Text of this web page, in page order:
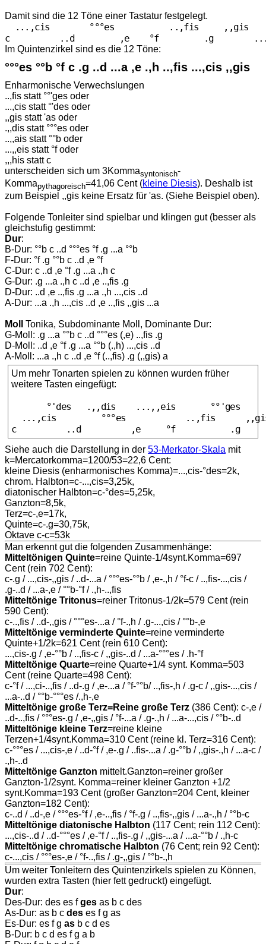
Damit sind die 12 Töne einer Tastatur festgelegt.
...,cis        °°°es           ..,fis     ,,gis
Im Quintenzirkel sind es die 12 Töne:
°°°es °°b °f c .g ..d ...a ,e .,h ..,fis ...,cis ,,gis
Enharmonische Verwechslungen
..,fis statt °°'ges oder
...,cis statt °'des oder
,,gis statt 'as oder
.,,dis statt °°°es oder
..,,ais statt °°b oder
...,,eis statt °f oder
,,,his statt c
unterscheiden sich um 3Kommasyntonisch-
Kommapythagoreisch=41,06 Cent (kleine Diesis). Deshalb ist
zum Beispiel ,,gis keine Ersatz für 'as. (Siehe Beispiel oben).
Folgende Tonleiter sind spielbar und klingen gut (besser als
gleichstufig gestimmt:
Dur:
B-Dur: °°b c ..d °°°es °f .g ...a °°b
F-Dur: °f .g °°b c ..d ,e °f
C-Dur: c ..d ,e °f .g ...a .,h c
G-Dur: .g ...a .,h c ..d ,e ..,fis .g
D-Dur: ..d ,e ..,fis .g ...a .,h ...,cis ..d
A-Dur: ...a .,h ...,cis ..d ,e ..,fis ,,gis ...a
Moll
Tonika, Subdominante Moll, Dominante Dur:
G-Moll: .g ...a °°b c ..d °°°es (,e) ..,fis .g
D-Moll: ..d ,e °f .g ...a °°b (.,h) ...,cis ..d
A-Moll: ...a .,h c ..d ,e °f (..,fis) .g (,,gis) a
Um mehr Tonarten spielen zu können wurden früher
weitere Tasten eingefügt:
°'des   .,,dis    ...,,eis       °°'ges
...,cis         °°°es            ..,fis
Siehe auch die Darstellung in der 53-Merkator-Skala mit
k=Mercatorkomma=1200/53=22,6 Cent:
kleine Diesis (enharmonisches Komma)=...,cis-°des=2k,
chrom. Halbton=c-...,cis=3,25k,
diatonischer Halbton=c-°des=5,25k,
Ganzton=8,5k,
Terz=c-,e=17k,
Quinte=c-.g=30,75k,
Oktave c-c=53k
Man erkennt gut die folgenden Zusammenhänge:
Mitteltönigen Quinte=reine Quinte-1/4synt.Komma=697
Cent (rein 702 Cent):
c-.g / ...,cis-,,gis / ..d-...a / °°°es-°°b / ,e-.,h / °f-c / ..,fis-...,cis /
.g-..d / ...a-,e / °°b-°f / .,h-..,fis
Mitteltönige Tritonus=reiner Tritonus-1/2k=579 Cent (rein
590 Cent):
c-..,fis / ..d-,,gis / °°°es-...a / °f-.,h / .g-...,cis / °°b-,e
Mitteltönige verminderte Quinte=reine verminderte
Quinte+1/2k=621 Cent (rein 610 Cent):
...,cis-.g / ,e-°°b / ..,fis-c / ,,gis-..d / ...a-°°°es / .h-°f
Mitteltönige Quarte=reine Quarte+1/4 synt. Komma=503
Cent (reine Quarte=498 Cent):
c-°f / ...,ci-..,fis / ..d-.g / ,e-...a / °f-°°b/ ..,fis-,h / .g-c / ,,gis-...,cis /
...a-..d / °°b-°°°es /.,h-,e
Mitteltönige große Terz=Reine große Terz (386 Cent): c-,e /
..d-..,fis / °°°es-.g / ,e-,,gis / °f-...a / .g-.,h / ...a-...,cis / °°b-..d
Mitteltönige kleine Terz=reine kleine
Terzen+1/4synt.Komma=310 Cent (reine kl. Terz=316 Cent):
c-°°°es / ...,cis-,e / ..d-°f / ,e-.g / ..fis-...a / .g-°°b / ,,gis-.,h / ...a-c /
.,h-..d
Mitteltönige Ganzton mittelt.Ganzton=reiner großer
Ganzton-1/2synt. Komma=reiner kleiner Ganzton +1/2
synt.Komma=193 Cent (großer Ganzton=204 Cent, kleiner
Ganzton=182 Cent):
c-..d / ..d-,e / °°°es-°f / ,e-..,fis / °f-.g / ..,fis-,,gis / ...a-.,h / °°b-c
Mitteltönige diatonische Halbton (117 Cent; rein 112 Cent):
...,cis-..d / ..d-°°°es / ,e-°f / ..,fis-.g / ,,gis-...a / ...a-°°b / .,h-c
Mitteltönige chromatische Halbton (76 Cent; rein 92 Cent):
c-...,cis / °°°es-,e / °f-..,fis / .g-,,gis / °°b-.,h
Um weiter Tonleitern des Quintenzirkels spielen zu Können,
wurden extra Tasten (hier fett gedruckt) eingefügt.
Dur:
Des-Dur: des es fges as b c des
As-Dur: as b c des es f g as
Es-Dur: es f g as b c d es
B-Dur: b c d es f g a b